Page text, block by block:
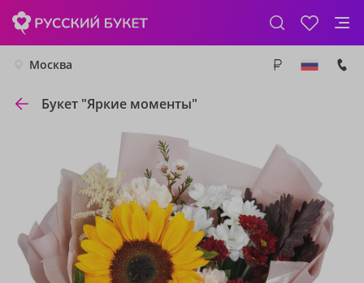
Москва
Букет "Яркие моменты"